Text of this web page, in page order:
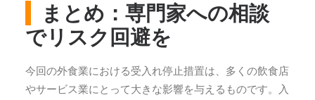
まとめ：専門家への相談
でリスク回避を
今回の外食業における受入れ停止措置は、多くの飲食店
やサービス業にとって大きな影響を与えるものです。入